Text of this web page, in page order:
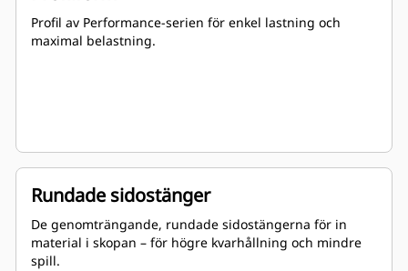
Profil av Performance-serien för enkel lastning och
maximal belastning.
Rundade sidostänger
De genomträngande, rundade sidostängerna för in
material i skopan – för högre kvarhållning och mindre
spill.